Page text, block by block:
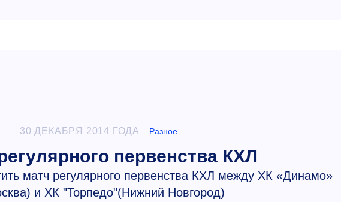
30 ДЕКАБРЯ 2014 ГОДА Разное
первенства КХЛ
матч регулярного первенства КХЛ между ХК «Динамо»
и ХК "Торпедо"(Нижний Новгород)